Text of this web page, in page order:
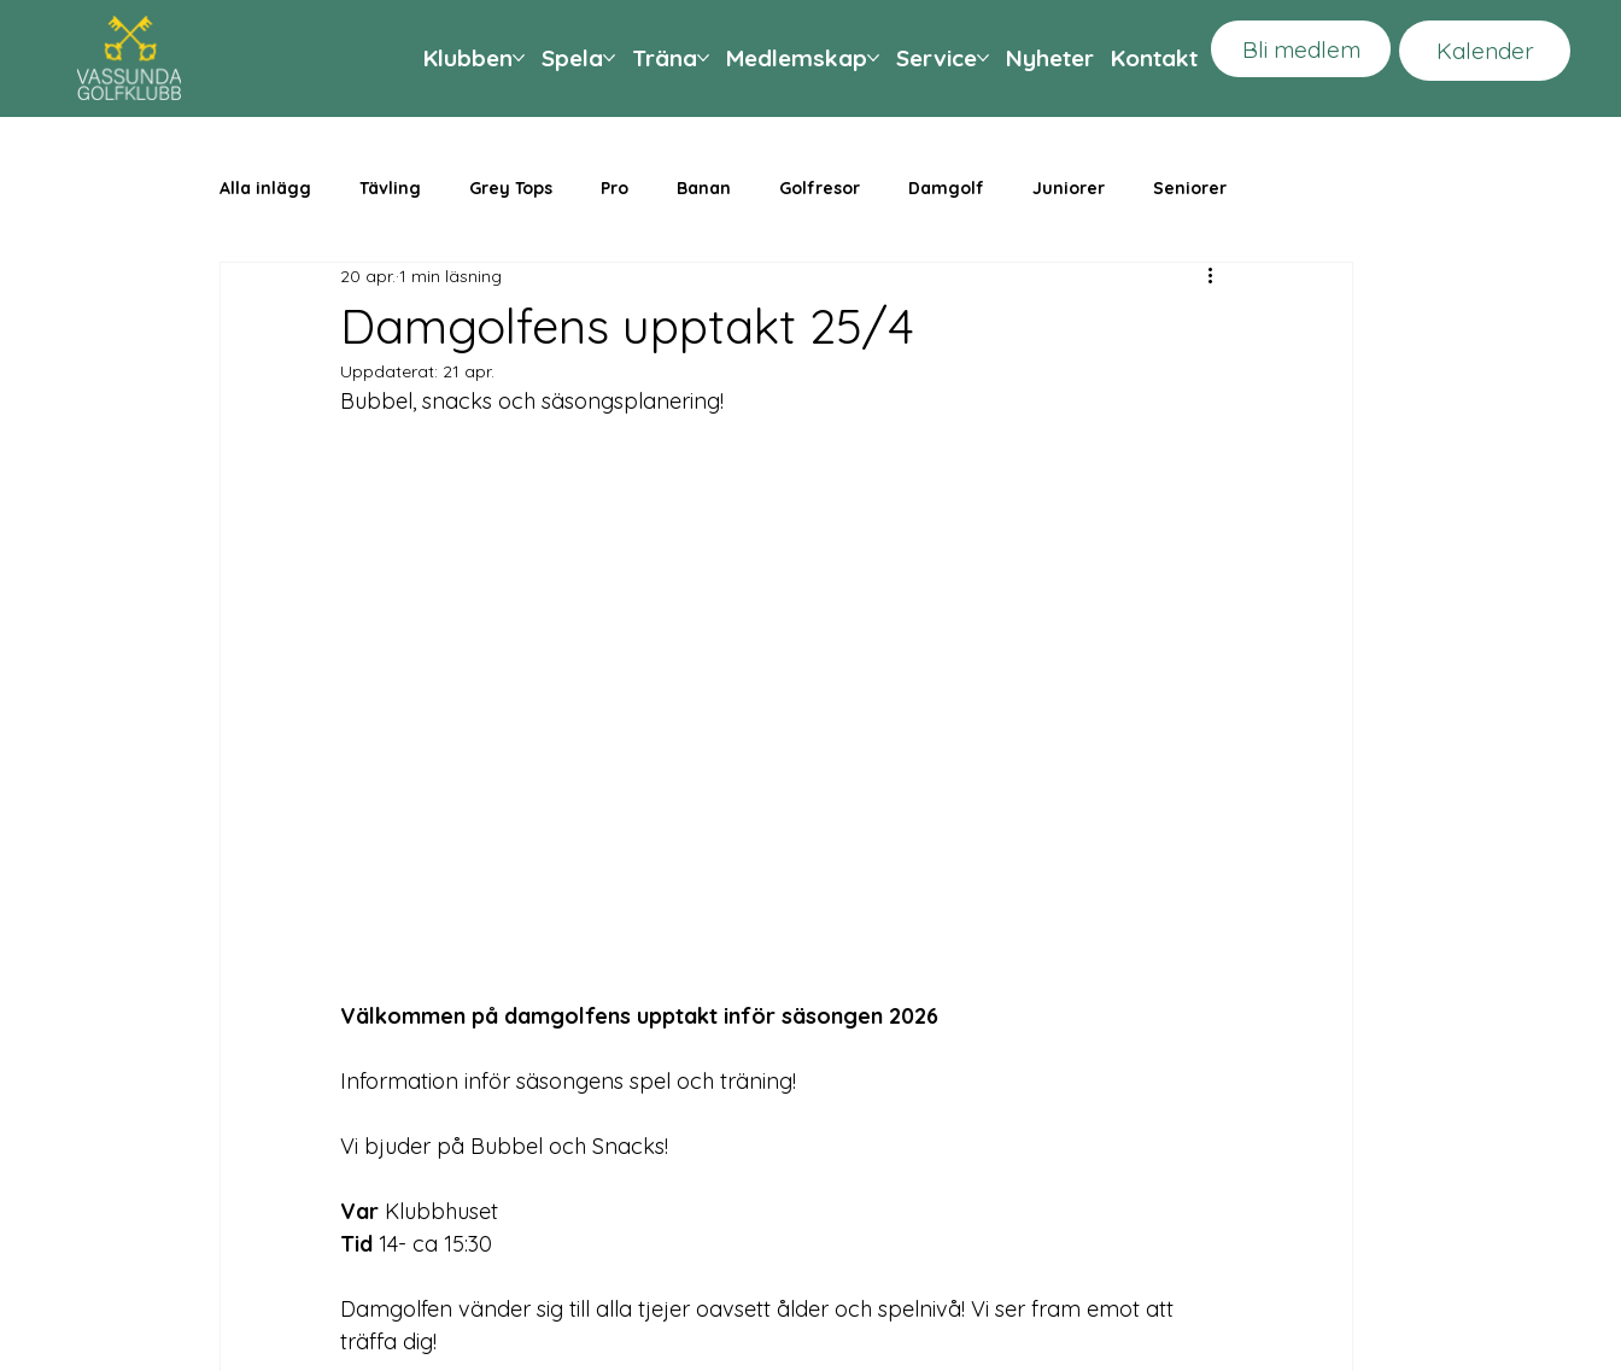
Klubben Spela Träna Medlemskap Service Nyheter Kontakt Bli medlem Kalender
Alla inlägg Tävling Grey Tops Pro Banan Golfresor Damgolf Juniorer Seniorer
Damgolfens upptakt 25/4
20 apr. 1 min läsning
Uppdaterat: 21 apr.
Bubbel, snacks och säsongsplanering!
Välkommen på damgolfens upptakt inför säsongen 2026
Information inför säsongens spel och träning!
Vi bjuder på Bubbel och Snacks!
Var Klubbhuset
Tid 14- ca 15:30
Damgolfen vänder sig till alla tjejer oavsett ålder och spelnivå! Vi ser fram emot att
träffa dig!